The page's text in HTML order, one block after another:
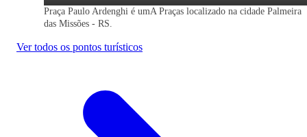
Praça Paulo Ardenghi é umA Praças localizado na cidade Palmeira
das Missões - RS.
Ver todos os pontos turísticos